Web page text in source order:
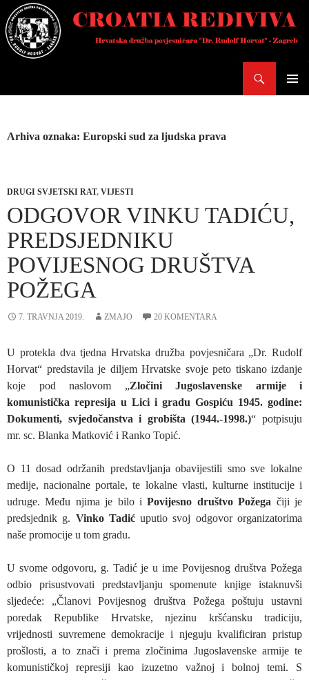
Skoči
do
sadržaja
Arhiva oznaka: Europski sud za ljudska prava
DRUGI SVJETSKI RAT, VIJESTI
ODGOVOR VINKU TADIĆU,
PREDSJEDNIKU
POVIJESNOG DRUŠTVA
POŽEGA
7. TRAVNJA 2019. ZMAJO 20 KOMENTARA
U protekla dva tjedna Hrvatska družba povjesničara „Dr. Rudolf
Horvat“ predstavila je diljem Hrvatske svoje peto tiskano izdanje
koje pod naslovom „Zločini Jugoslavenske armije i
komunistička represija u Lici i gradu Gospiću 1945. godine:
Dokumenti, svjedočanstva i grobišta (1944.-1998.)“ potpisuju
mr. sc. Blanka Matković i Ranko Topić.
O 11 dosad održanih predstavljanja obavijestili smo sve lokalne
medije, nacionalne portale, te lokalne vlasti, kulturne institucije i
udruge. Među njima je bilo iPovijesno društvo Požega čiji je
predsjednik g. Vinko Tadićuputio svoj odgovor organizatorima
naše promocije u tom gradu.
U svome odgovoru, g. Tadić je u ime Povijesnog društva Požega
odbio prisustvovati predstavljanju spomenute knjige istaknuvši
sljedeće: „Članovi Povijesnog društva Požega poštuju ustavni
poredak Republike Hrvatske, njezinu kršćansku tradiciju,
vrijednosti suvremene demokracije i njeguju kvalificiran pristup
prošlosti, a to znači i prema zločinima Jugoslavenske armije te
komunističkoj represiji kao izuzetno važnoj i bolnoj temi. S